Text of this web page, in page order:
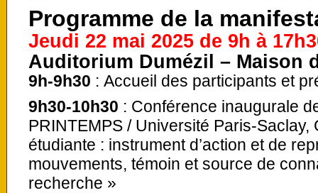
Programme de la
Jeudi 22 mai 2025 de 9h à
Auditorium Dumézil – Maison
9h-9h30 : Accueil des participants et
9h30-10h30 : Conférence inaugurale
PRINTEMPS / Université Paris-Saclay,
étudiante : instrument d’action et de
mouvements, témoin et source de
recherche »